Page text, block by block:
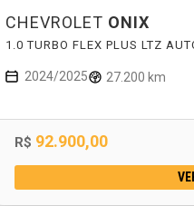
CHEVROLET ONIX
1.0 TURBO FLEX PLUS LTZ
2024/2025 27.200 km
R$ 92.900,00